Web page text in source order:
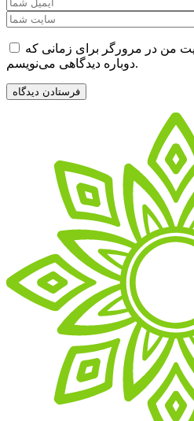
من در مرورگر برای زمانی که
دوباره دیدگاهی می‌نویسم.